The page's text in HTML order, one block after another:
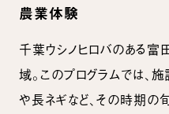
農業体験
千葉ウシノヒロバのある富
域。このプログラムでは、
や長ネギなど、その時期の